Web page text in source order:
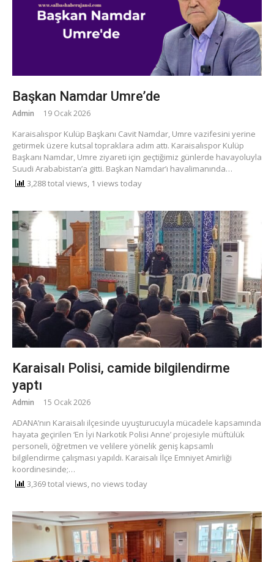
Başkan Namdar Umre’de
Admin 19 Ocak 2026
Karaisalıspor Kulüp Başkanı Cavit Namdar, Umre vazifesini yerine
getirmek üzere kutsal topraklara adım attı. ​Karaisalıspor Kulüp
Başkanı Namdar, Umre ziyareti için geçtiğimiz günlerde havayoluyla
Suudi Arababistan’a gitti. Başkan Namdar’ı havalimanında…
3,288 total views, 1 views today
Karaisalı Polisi, camide bilgilendirme
yaptı
Admin 15 Ocak 2026
ADANA’nın Karaisalı ilçesinde uyuşturucuyla mücadele kapsamında
hayata geçirilen ‘En İyi Narkotik Polisi Anne’ projesiyle müftülük
personeli, öğretmen ve velilere yönelik geniş kapsamlı
bilgilendirme çalışması yapıldı. ​Karaisalı İlçe Emniyet Amirliği
koordinesinde;…
3,369 total views, no views today